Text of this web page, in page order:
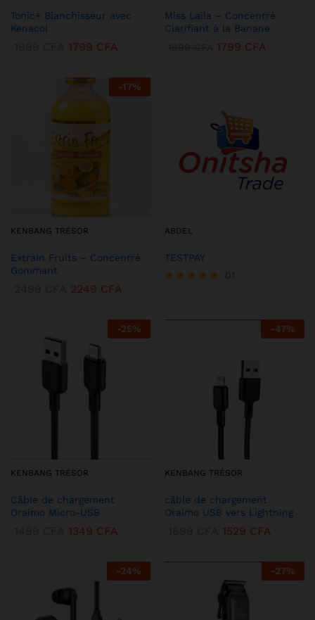
Tonic+ Blanchisseur avec
Kenacol
1799 CFA
Miss Laila – Concentré
Clarifiant à la Banane
1799 CFA
-17%
KENBANG TRÉSOR
Extrain Fruits – Concentré
Gommant
2249 CFA
ABDEL
TESTPAY
-25%
KENBANG TRÉSOR
Câble de chargement
Oraimo Micro-USB
1349 CFA
-47%
KENBANG TRÉSOR
câble de chargement
Oraimo USB vers Lightning
1529 CFA
-24% -27%